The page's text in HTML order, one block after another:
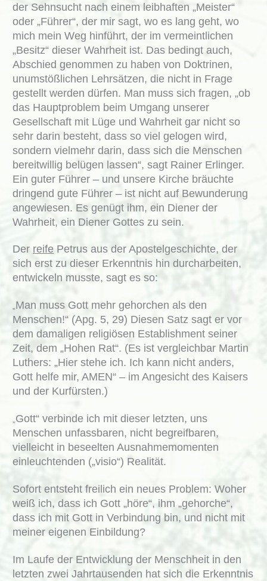
der Sehnsucht nach einem leibhaften „Meister“
oder „Führer“, der mir sagt, wo es lang geht, wo
mich mein Weg hinführt, der im vermeintlichen
„Besitz“ dieser Wahrheit ist. Das bedingt auch,
Abschied genommen zu haben von Doktrinen,
unumstößlichen Lehrsätzen, die nicht in Frage
gestellt werden dürfen. Man muss sich fragen, „ob
das Hauptproblem beim Umgang unserer
Gesellschaft mit Lüge und Wahrheit gar nicht so
sehr darin besteht, dass so viel gelogen wird,
sondern vielmehr darin, dass sich die Menschen
bereitwillig belügen lassen“, sagt Rainer Erlinger.
Ein guter Führer – und unsere Kirche bräuchte
dringend gute Führer – ist nicht auf Bewunderung
angewiesen. Es genügt ihm, ein Diener der
Wahrheit, ein Diener Gottes zu sein.
Der reife Petrus aus der Apostelgeschichte, der
sich erst zu dieser Erkenntnis hin durcharbeiten,
entwickeln musste, sagt es so:
„Man muss Gott mehr gehorchen als den
Menschen!“ (Apg. 5, 29) Diesen Satz sagt er vor
dem damaligen religiösen Establishment seiner
Zeit, dem „Hohen Rat“. (Es ist vergleichbar Martin
Luthers: „Hier stehe ich. Ich kann nicht anders,
Gott helfe mir, AMEN“ – im Angesicht des Kaisers
und der Kurfürsten.)
„Gott“ verbinde ich mit dieser letzten, uns
Menschen unfassbaren, nicht begreifbaren,
vielleicht in beseelten Ausnahmemomenten
einleuchtenden („visio“) Realität.
Sofort entsteht freilich ein neues Problem: Woher
weiß ich, dass ich Gott „höre“, ihm „gehorche“,
dass ich mit Gott in Verbindung bin, und nicht mit
meiner eigenen Einbildung?
Im Laufe der Entwicklung der Menschheit in den
letzten zwei Jahrtausenden hat sich die Erkenntnis